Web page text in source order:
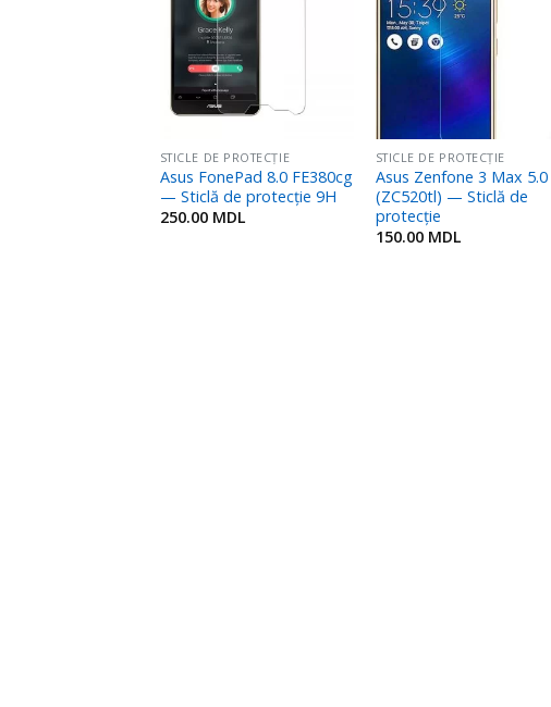
STICLE DE PROTECȚIE
Asus FonePad 8.0 FE380cg
— Sticlă de protecție 9H
250.00 MDL
STICLE DE PROTECȚIE
Asus Zenfone 3 Max 5.0
(ZC520tl) — Sticlă de
protecție
150.00 MDL